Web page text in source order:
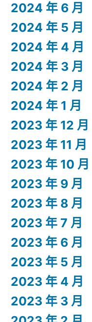
2024 年 6 月
2024 年 5 月
2024 年 4 月
2024 年 3 月
2024 年 2 月
2024 年 1 月
2023 年 12 月
2023 年 11 月
2023 年 10 月
2023 年 9 月
2023 年 8 月
2023 年 7 月
2023 年 6 月
2023 年 5 月
2023 年 4 月
2023 年 3 月